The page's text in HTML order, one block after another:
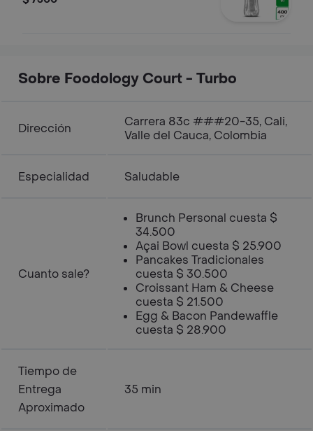
Sobre Foodology Court - Turbo
Dirección
Carrera 83c ###20-35, Cali,
Valle del Cauca, Colombia
Especialidad Saludable
Cuanto sale?
Brunch Personal cuesta $
34.500
Açai Bowl cuesta $ 25.900
Pancakes Tradicionales
cuesta $ 30.500
Croissant Ham & Cheese
cuesta $ 21.500
Egg & Bacon Pandewaffle
cuesta $ 28.900
Tiempo de
Entrega
Aproximado
35 min